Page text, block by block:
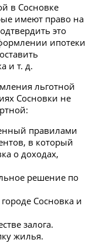
в Сосновке
имеют право на
это
ипотеки
и т. д.
льготной
Сосновки не
правилами
в который
о доходах,
решение по
Сосновка и
залога.
жилья.